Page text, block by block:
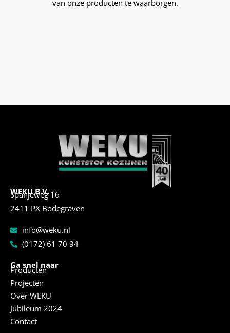
van onze producten te waarborgen.
WEKU B.V.
Spanjeweg 16
2411 PX Bodegraven
info@weku.nl
(0172) 61 70 94
Ga snel naar
Producten
Projecten
Over WEKU
Jubileum 2024
Contact